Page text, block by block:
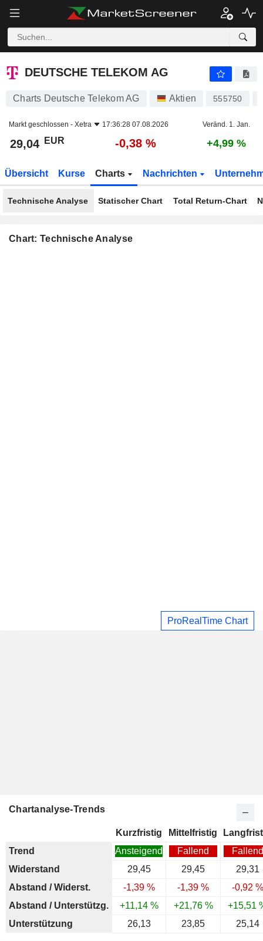
DEUTSCHE TELEKOM AG -0,38 %
DEUTSCHE TELEKOM AG
Charts Deutsche Telekom AG Aktien 555750
Markt geschlossen - Xetra 17:36:28 07.08.2026 Veränd. 1. Jan.
29,04 EUR -0,38 % +4,99 %
Übersicht Kurse Charts Nachrichten
Technische Analyse Statischer Chart Total Return-Chart
Chart: Technische Analyse
ProRealTime Chart
Chartanalyse-Trends
Kurzfristig Mittelfristig
Trend
Ansteigend Fallend
Fallend
Widerstand
29,45 29,45
29,31
Abstand / Widerst.
-1,39 % -1,39 %
-0,92 %
Abstand / Unterstützg.
+11,14 % +21,76 %
+15,51
Unterstützung
26,13 23,85 25,14